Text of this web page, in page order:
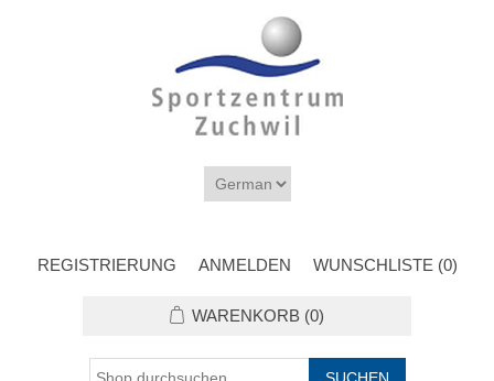
REGISTRIERUNG ANMELDEN WUNSCHLISTE (0)
WARENKORB (0)